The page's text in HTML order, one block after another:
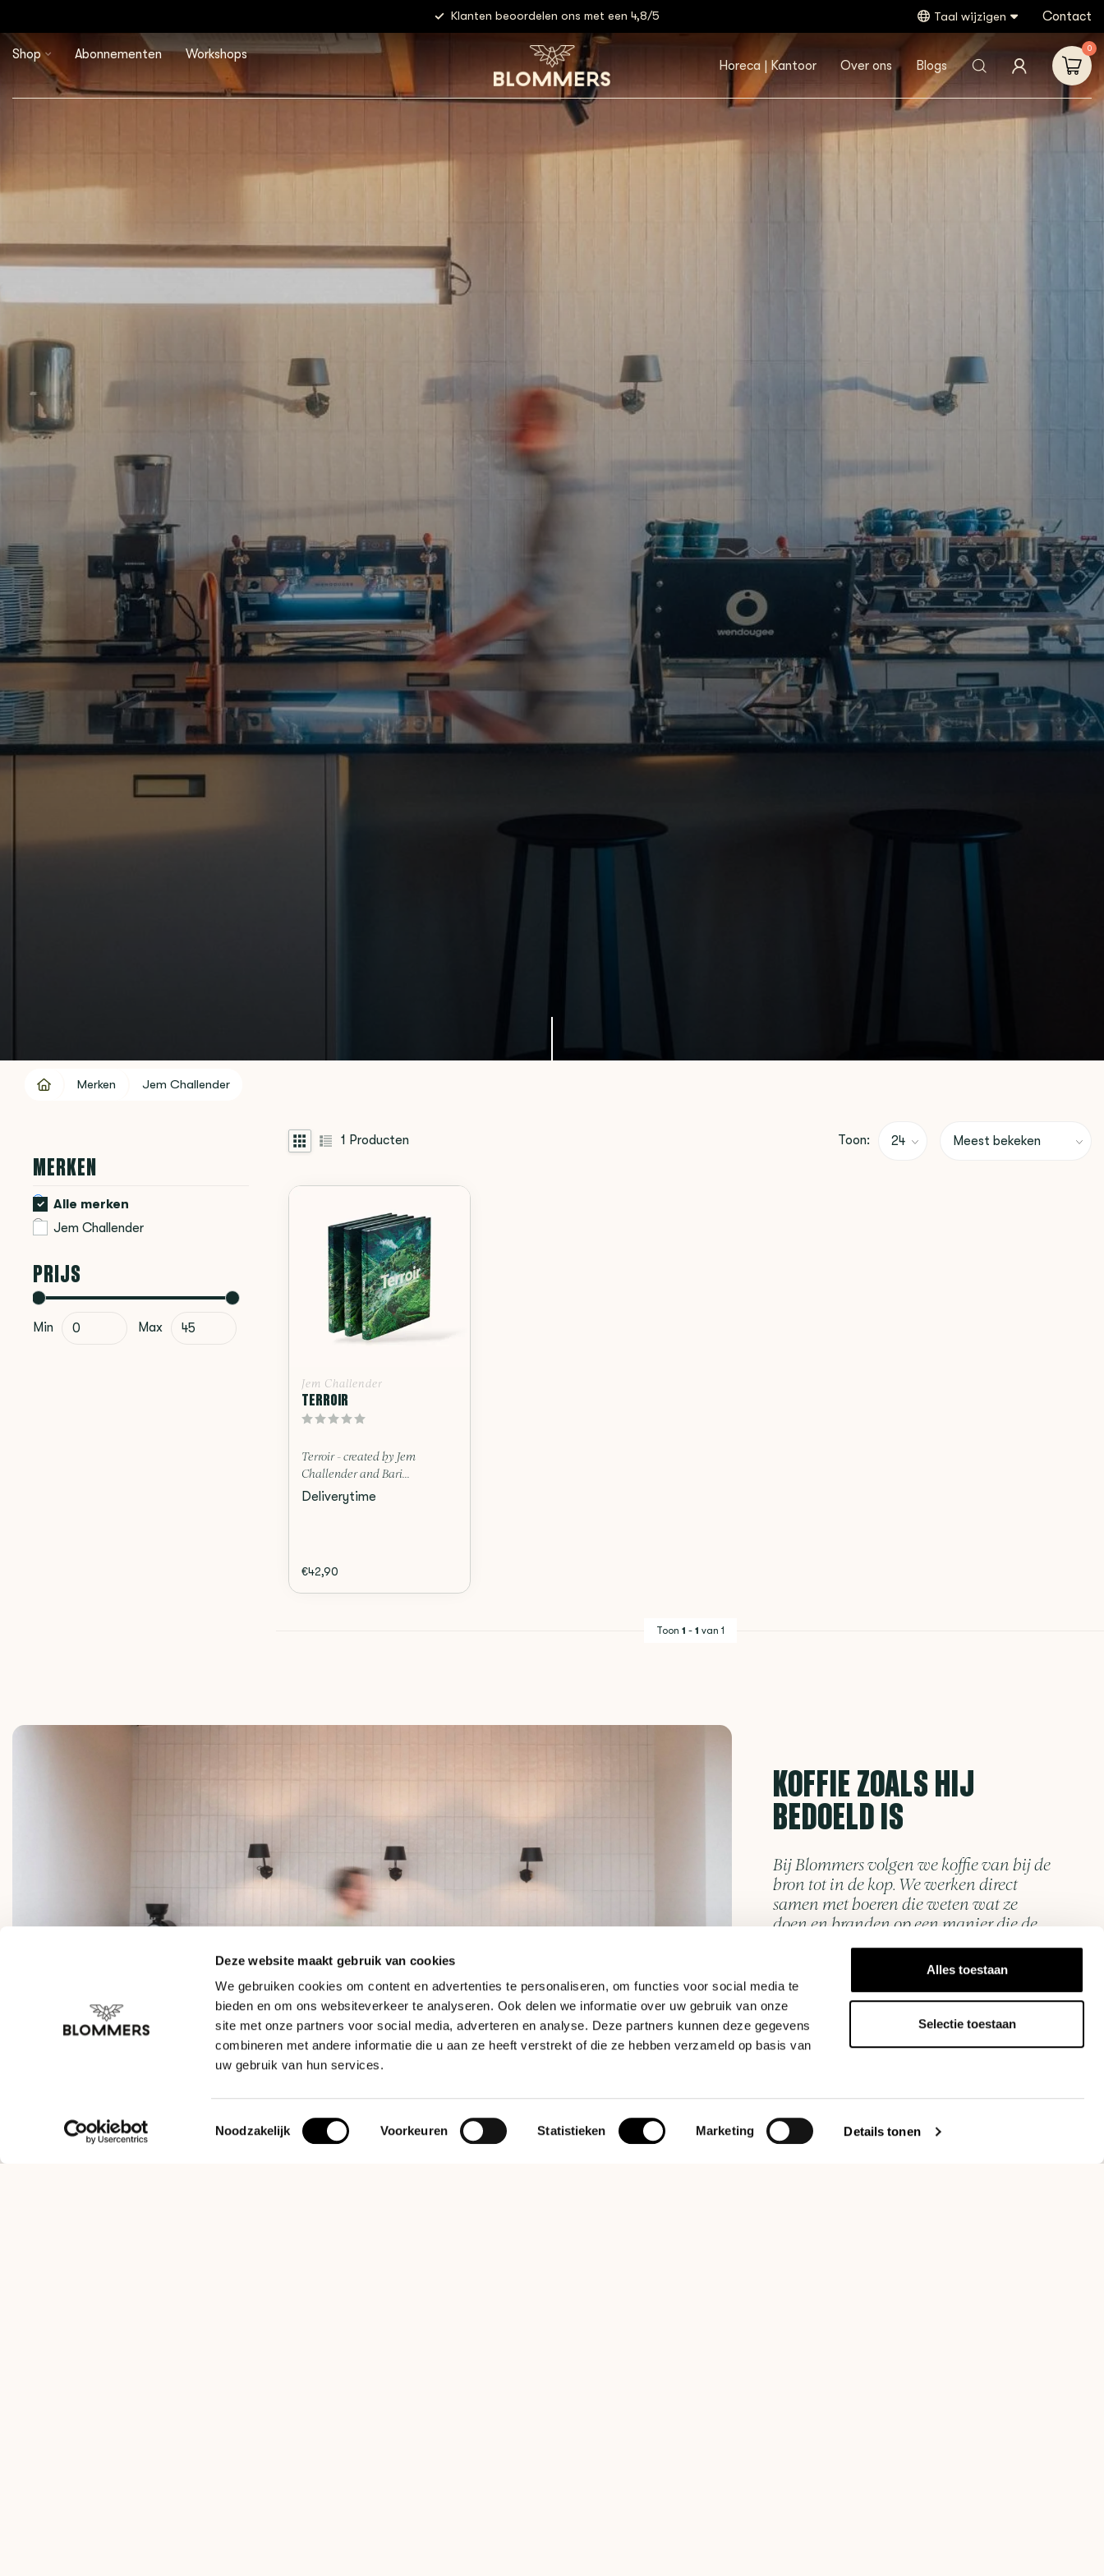
Deze website maakt gebruik van cookies
We gebruiken cookies om content en advertenties te personaliseren, om functies voor social media te
bieden en om ons websiteverkeer te analyseren. Ook delen we informatie over uw gebruik van onze
site met onze partners voor social media, adverteren en analyse. Deze partners kunnen deze gegevens
combineren met andere informatie die u aan ze heeft verstrekt of die ze hebben verzameld op basis van
uw gebruik van hun services.
Toestemmingsselectie
Noodzakelijk Voorkeuren Statistieken Marketing Details tonen
Alles toestaan
Selectie toestaan
Klanten beoordelen ons met een 4,8/5 Taal wijzigen Contact
Shop Abonnementen Workshops
Horeca | Kantoor Over ons Blogs
0
Merken Jem Challender
MERKEN
Alle merken
Jem Challender
PRIJS
Min Max
1 Producten Toon:
Jem Challender
TERROIR
Terroir - created by Jem
Challender and Bari...
Deliverytime
€42,90
Toon 1 - 1 van 1
KOFFIE ZOALS HIJ
BEDOELD IS
Bij Blommers volgen we koffie van bij de
bron tot in de kop. We werken direct
samen met boeren die weten wat ze
doen en branden op een manier die de
oorspronkelijke smaak behoudt.
Alles wat we verkopen, van malers tot brewers,
hebben we zelf getest. In onze ontwikkelruimte
werken we dagelijks met de apparatuur, zodat
het advies dat we geven is gebaseerd op
Neem contact op